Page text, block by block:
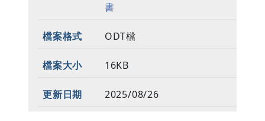
書
ODT檔
16KB
2025/08/26